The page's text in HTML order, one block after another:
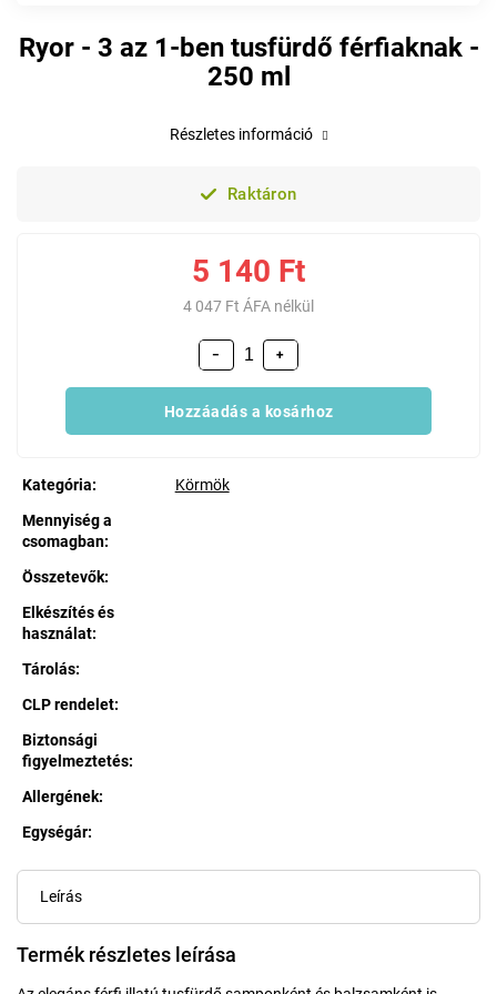
Ryor - 3 az 1-ben tusfürdő férfiaknak -
250 ml
Raktáron
5 140 Ft
4 047 Ft ÁFA nélkül
+
−
Hozzáadás a kosárhoz
Kategória:
Körmök
Mennyiség a
csomagban:
Összetevők:
Elkészítés és
használat:
Tárolás:
CLP rendelet:
Biztonsági
figyelmeztetés:
Allergének:
Egységár:
Részletes információ
Leírás
Termék részletes leírása